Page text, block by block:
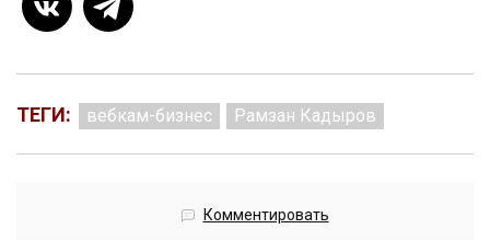
ТЕГИ: вебкам-бизнес Рамзан Кадыров
Комментировать